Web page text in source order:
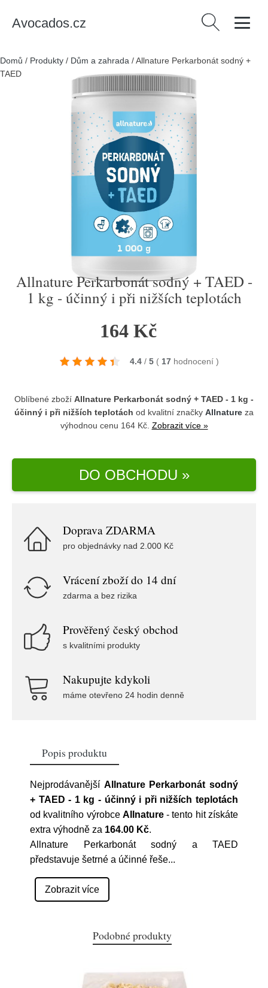
Avocados.cz Vyhledávání
Domů / Produkty / Dům a zahrada /Allnature Perkarbonát sodný +
TAED - 1 kg - účinný i při nižších teplotách
Allnature Perkarbonát sodný + TAED -
1 kg - účinný i při nižších teplotách
164 Kč
4.4 / 5 ( 17 hodnocení )
Oblíbené zboží Allnature Perkarbonát sodný + TAED - 1 kg -
účinný i při nižších teplotách od kvalitní značky Allnature za
výhodnou cenu 164 Kč. Zobrazit více »
DO OBCHODU »
Doprava ZDARMA
pro objednávky nad 2.000 Kč
Vrácení zboží do 14 dní
zdarma a bez rizika
Prověřený český obchod
s kvalitními produkty
Nakupujte kdykoli
máme otevřeno 24 hodin denně
Popis produktu
Nejprodávanější Allnature Perkarbonát sodný
+ TAED - 1 kg - účinný i při nižších teplotách
od kvalitního výrobce Allnature- tento hit získáte
extra výhodně za 164.00 Kč.
Allnature Perkarbonát sodný a TAED
představuje šetrné a účinné řeše...
Zobrazit více
Podobné produkty